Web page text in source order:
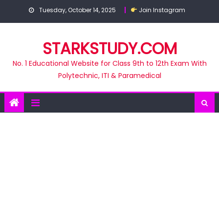
Tuesday, October 14, 2025 Join Instagram
STARKSTUDY.COM
No. 1 Educational Website for Class 9th to 12th Exam With
Polytechnic, ITI & Paramedical